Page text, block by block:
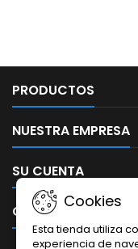
PRODUCTOS
NUESTRA EMPRESA
SU CUENTA
CONTACTO
Cookies
Esta tienda utiliza
experiencia de